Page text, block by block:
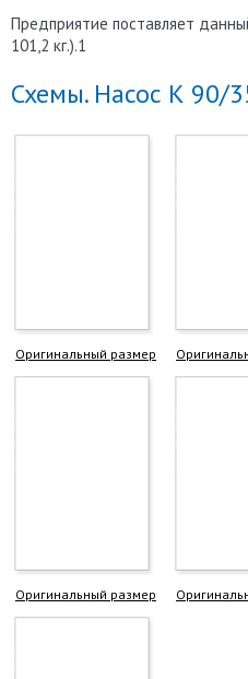
Предприятие поставляет
101,2 кг.).1
Схемы. Насос К 90/
Оригинальный размер
Оригинальный размер